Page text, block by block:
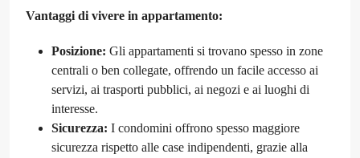
Vantaggi di vivere in appartamento:
Posizione: Gli appartamenti si trovano spesso in zone
centrali o ben collegate, offrendo un facile accesso ai
servizi, ai trasporti pubblici, ai negozi e ai luoghi di
interesse.
Sicurezza: I condomini offrono spesso maggiore
sicurezza rispetto alle case indipendenti, grazie alla